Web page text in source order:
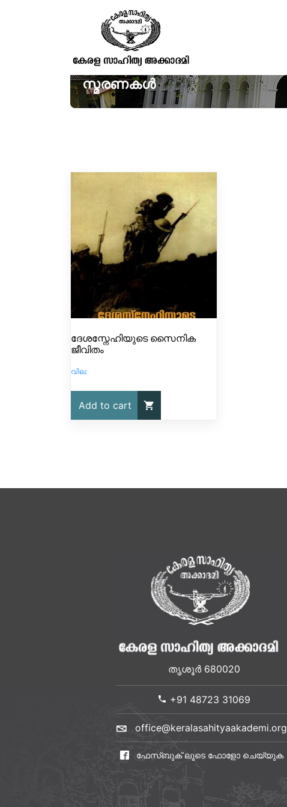
സ്മരണകൾ
ദേശസ്നേഹിയുടെ സൈനിക
ജീവിതം
Add to cart
തൃശൂർ 680020
+91 48723 31069
office@keralasahityaakademi.org
ഫേസ്ബുക് ലൂടെ ഫോളോ ചെയ്യുക